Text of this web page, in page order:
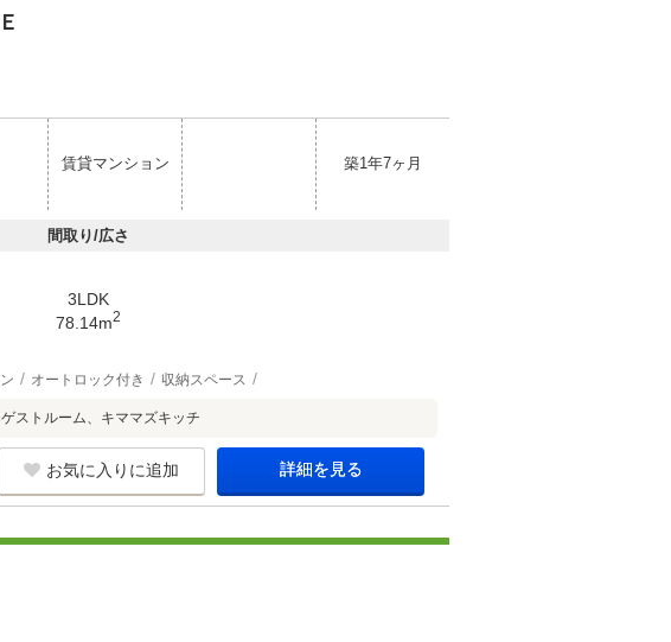
賃貸マンション 築1年7ヶ月
間取り/広さ
3LDK
78.14m2
オートロック付き 収納スペース
ストルーム、キママズキッチ
お気に入りに追加 詳細を見る